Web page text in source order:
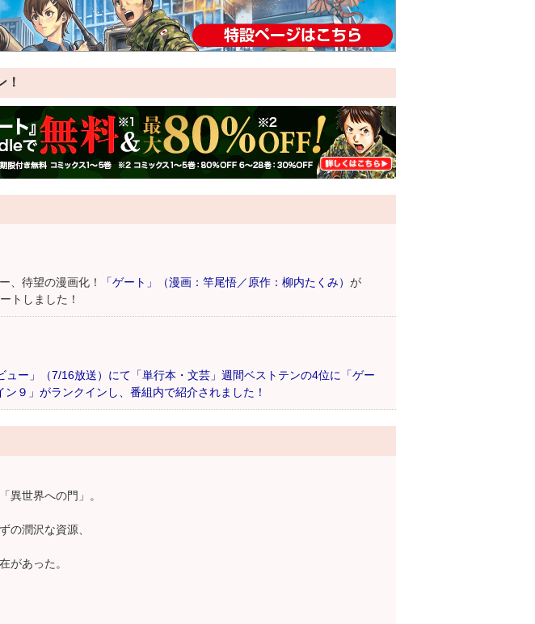
！
、待望の漫画化！ 「ゲート」（漫画：竿尾悟／原作：柳内たくみ） が
トしました！
ュー」（7/16放送）にて「単行本・文芸」週間ベストテンの4位に「ゲー
９」がランクインし、番組内で紹介されました！
異世界への門」。
の潤沢な資源、
があった。